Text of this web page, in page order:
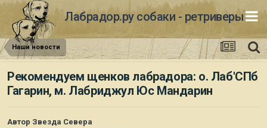
Лабрадор.ру собаки - ретриверы
Наши новости
Рекомендуем щенков лабрадора: о. Лаб'СПб
Гагарин, м. Лабриджул Юс Мандарин
Автор Звезда Севера